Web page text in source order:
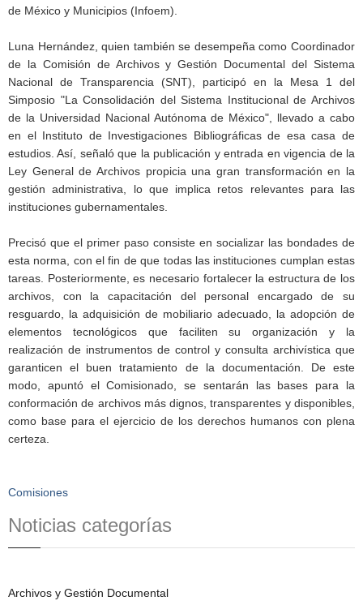
de México y Municipios (Infoem).
Luna Hernández, quien también se desempeña como Coordinador
de la Comisión de Archivos y Gestión Documental del Sistema
Nacional de Transparencia (SNT), participó en la Mesa 1 del
Simposio "La Consolidación del Sistema Institucional de Archivos
de la Universidad Nacional Autónoma de México", llevado a cabo
en el Instituto de Investigaciones Bibliográficas de esa casa de
estudios. Así, señaló que la publicación y entrada en vigencia de la
Ley General de Archivos propicia una gran transformación en la
gestión administrativa, lo que implica retos relevantes para las
instituciones gubernamentales.
Precisó que el primer paso consiste en socializar las bondades de
esta norma, con el fin de que todas las instituciones cumplan estas
tareas. Posteriormente, es necesario fortalecer la estructura de los
archivos, con la capacitación del personal encargado de su
resguardo, la adquisición de mobiliario adecuado, la adopción de
elementos tecnológicos que faciliten su organización y la
realización de instrumentos de control y consulta archivística que
garanticen el buen tratamiento de la documentación. De este
modo, apuntó el Comisionado, se sentarán las bases para la
conformación de archivos más dignos, transparentes y disponibles,
como base para el ejercicio de los derechos humanos con plena
certeza.
Comisiones
Noticias categorías
Archivos y Gestión Documental